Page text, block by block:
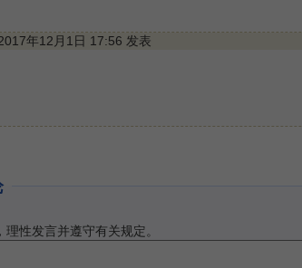
年12月1日 17:56 发表
理性发言并遵守有关规定。